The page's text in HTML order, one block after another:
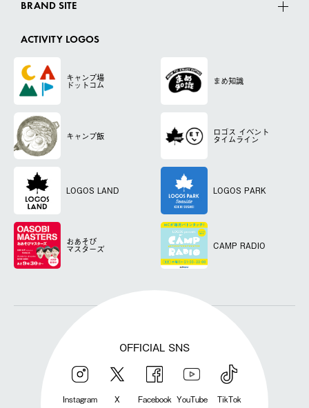
BRAND SITE
ACTIVITY LOGOS
キャンプ場
ドットコム まめ知識
キャンプ飯 ロゴス イベント
タイムライン
LOGOS LAND LOGOS PARK
おあそび
マスターズ CAMP RADIO
OFFICIAL SNS
Instagram X Facebook YouTube TikTok